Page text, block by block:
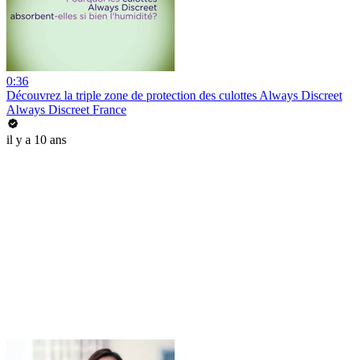
0:36
Découvrez la triple zone de protection des culottes Always Discreet
Always Discreet France
il y a 10 ans